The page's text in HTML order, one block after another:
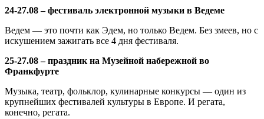
24-27.08 – фестиваль электронной музыки в Ведеме
Ведем — это почти как Эдем, но только Ведем. Без змеев, но с
искушением зажигать все 4 дня фестиваля.
25-27.08 – праздник на Музейной набережной во
Франкфурте
Музыка, театр, фольклор, кулинарные конкурсы — один из
крупнейших фестивалей культуры в Европе. И регата,
конечно, регата.